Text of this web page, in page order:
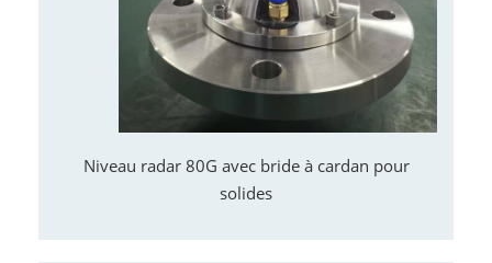
Niveau radar 80G avec bride à cardan pour
solides